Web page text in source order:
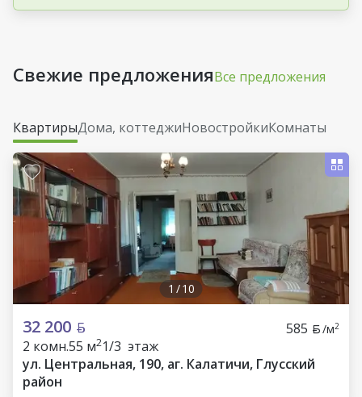
Свежие предложенияВсе предложения
КвартирыДома, коттеджиНовостройкиКомнаты
1 /10
32 200 585 /м2
2 комн.55 м21/3 этаж
ул. Центральная, 190, аг. Калатичи, Глусский
район